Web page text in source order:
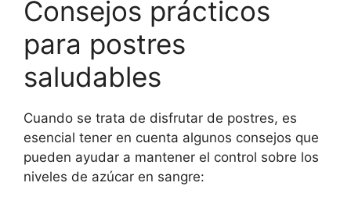
Consejos prácticos
para postres
saludables
Cuando se trata de disfrutar de postres, es
esencial tener en cuenta algunos consejos que
pueden ayudar a mantener el control sobre los
niveles de azúcar en sangre: